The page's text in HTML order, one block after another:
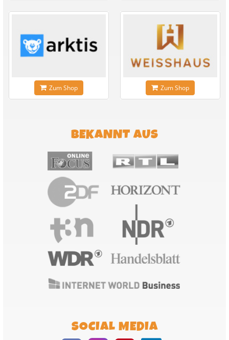
Zum Shop Zum Shop
BEKANNT AUS
SOCIAL MEDIA